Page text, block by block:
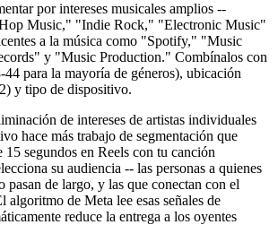
por intereses musicales amplios --
Music," "Indie Rock," "Electronic Music"
a la música como "Spotify," "Music
y "Music Production." Combínalos con
para la mayoría de géneros), ubicación
y tipo de dispositivo.
de intereses de artistas individuales
hace más trabajo de segmentación que
15 segundos en Reels con tu canción
su audiencia -- las personas a quienes
pasan de largo, y las que conectan con el
algoritmo de Meta lee esas señales de
reduce la entrega a los oyentes